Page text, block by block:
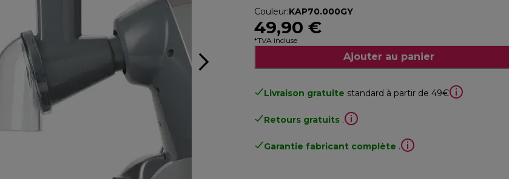
Couleur:KAP70.000GY
49,90 €
*TVA incluse
Ajouter au panier
Livraison gratuite standard à partir de 49€
Retours gratuits .
Garantie fabricant complète .